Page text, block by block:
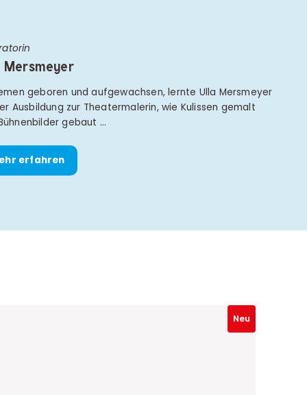
Mersmeyer
geboren und aufgewachsen, lernte Ulla Mersmeyer
Ausbildung zur Theatermalerin, wie Kulissen gemalt
gebaut …
erfahren
Neu